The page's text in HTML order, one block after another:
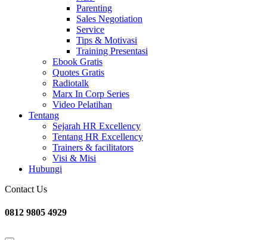
Parenting
Sales Negotiation
Service
Tips & Motivasi
Training Presentasi
Ebook Gratis
Quotes Gratis
Radiotalk
Marx In Corp Series
Video Pelatihan
Tentang
Sejarah HR Excellency
Tentang HR Excellency
Trainers & facilitators
Visi & Misi
Hubungi
Contact Us
0812 9805 4929